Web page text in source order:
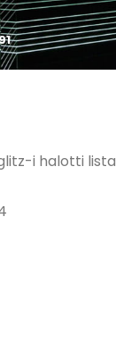
i halotti lista